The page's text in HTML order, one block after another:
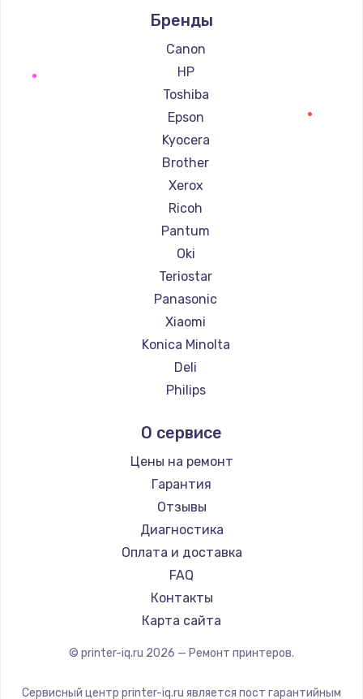
Ремонт принтеров Kodak
Ремонт принтеров Lexmark
Ремонт принтеров Sharp
Ремонт принтеров TSC
Ремонт принтеров Fujitsu
Ремонт принтеров Godex
Бренды
Canon
HP
Toshiba
Epson
Kyocera
Brother
Xerox
Ricoh
Pantum
Oki
Teriostar
Panasonic
Xiaomi
Konica Minolta
Deli
Philips
Kodak
Lexmark
Sharp
TSC
Fujitsu
Godex
О сервисе
Цены на ремонт
Гарантия
Отзывы
Диагностика
Оплата и доставка
FAQ
Контакты
Карта сайта
© printer-iq.ru 2026 — Ремонт принтеров.
Сервисный центр printer-iq.ru является пост гарантийным